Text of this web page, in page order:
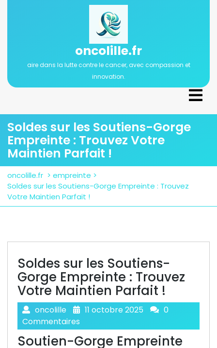
oncolille.fr
aire dans la lutte contre le cancer, avec compassion et
innovation.
Soldes sur les Soutiens-Gorge
Empreinte : Trouvez Votre
Maintien Parfait !
oncolille.fr > empreinte >
Soldes sur les Soutiens-Gorge Empreinte : Trouvez
Votre Maintien Parfait !
Soldes sur les Soutiens-
Gorge Empreinte : Trouvez
Votre Maintien Parfait !
oncolille 11 octobre 2025
0
Commentaires
Soutien-Gorge Empreinte